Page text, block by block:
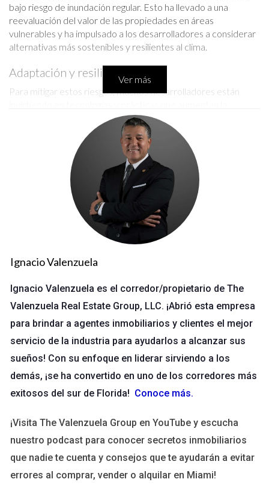
bajo riesgo de inundación regular. Esto ha llevado a una
reevaluación del valor de las propiedades en áreas
vulnerables y ha impulsado a los desarrolladores a considerar
alternativas más sostenibles y resilientes al clima.
Adaptación y resiliencia
Para mitigar estos riesgos, muchos desarrolladores están
resiliencia de los edificios. Esto incluye:
Construcción con materiales resistentes a
inundaciones.
Implementación de sistemas de drenaje eficientes.
Desarrollo de espacios verdes que absorban agua.
Fluctuaciones económicas
La economía del sur de Florida es volátil y está sujeta a
cambios bruscos debido a factores globales y locales. La
dependencia del turismo y la industria inmobiliaria hace que la
región sea susceptible a crisis económicas. Durante períodos
de recesión, el mercado inmobiliario puede experimentar
caídas significativas en los precios, lo que afecta tanto a
compradores como a vendedores. Las tasas de interés
también juegan un papel crucial; cuando aumentan, la
asequibilidad se ve comprometida, lo que puede llevar a una
disminución en la demanda. En contraposición, durante
confianza del consumidor puede impulsar el mercado hacia
nuevas alturas.
La inversión extranjera ha sido un motor importante para el
sector inmobiliario en el sur de Florida. Sin embargo, cambios
en las políticas internacionales pueden influir en esta dinámica.
Los inversores deben estar atentos a:
Cambios en las regulaciones fiscales.
Ver más
Ignacio Valenzuela
Ignacio Valenzuela es el corredor/propietario de The
Valenzuela Real Estate Group, LLC. ¡Abrió esta empresa
para brindar a agentes inmobiliarios y clientes el mejor
servicio de la industria para ayudarlos a alcanzar sus
sueños! Con su enfoque en liderar sirviendo a los
demás, ¡se ha convertido en uno de los corredores más
exitosos del sur de Florida! Conoce más.
¡Visita The Valenzuela Group en YouTube y escucha
nuestro podcast para conocer secretos inmobiliarios
que nadie te cuenta y consejos que te ayudarán a evitar
errores al comprar, vender o alquilar en Miami!